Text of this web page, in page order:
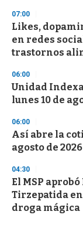
s
e
c
o
n
07:00
Likes,
en redes
trastornos
06:00
Unidad
lunes 10 de
06:00
Así abre la
agosto de
04:30
El MSP
Tirzepatida en
droga mágica